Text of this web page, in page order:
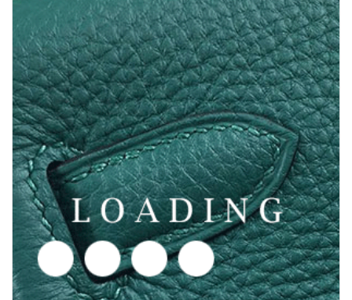
6047167 /oblečení z LORO PIANA
Cena poptávka